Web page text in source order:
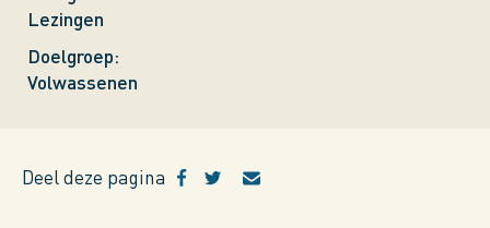
Lezingen
Doelgroep
Volwassenen
Deel deze pagina